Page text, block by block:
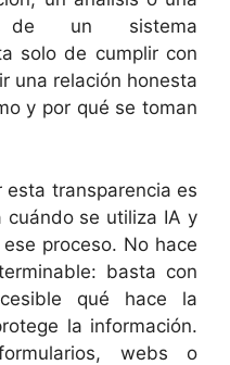
de un sistema
solo de cumplir con
una relación honesta
y por qué se toman
esta transparencia es
cuándo se utiliza IA y
proceso. No hace
basta con
qué hace la
la información.
webs o